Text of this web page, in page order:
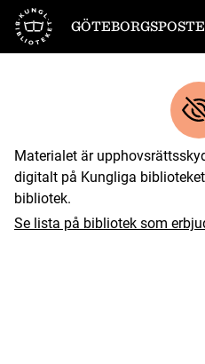
Till startsidan
Materialet är
digitalt på Kungliga
bibliotek.
Se lista på bibliotek som